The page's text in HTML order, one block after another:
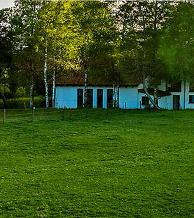
Bewusstheit gibt
Moshé Feldenkrais